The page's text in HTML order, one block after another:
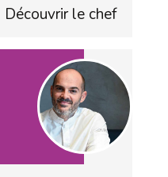
Découvrir le chef